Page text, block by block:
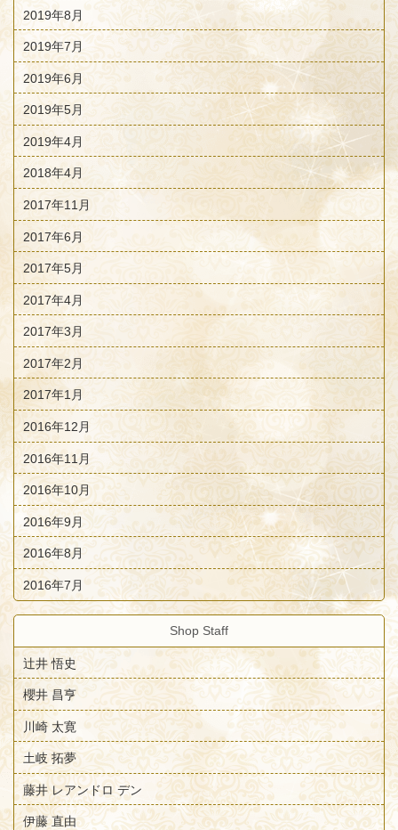
2019年8月
2019年7月
2019年6月
2019年5月
2019年4月
2018年4月
2017年11月
2017年6月
2017年5月
2017年4月
2017年3月
2017年2月
2017年1月
2016年12月
2016年11月
2016年10月
2016年9月
2016年8月
2016年7月
Shop Staff
辻井 悟史
櫻井 昌亨
川崎 太寛
土岐 拓夢
藤井 レアンドロ デン
伊藤 直由